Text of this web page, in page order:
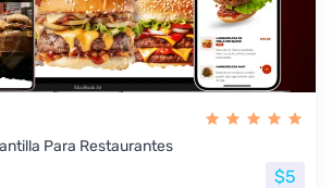
Para Restaurantes
$5